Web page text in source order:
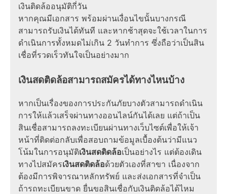
เงินติดล้ออนุมัติกี่วัน
หากคุณมีเอกสาร พร้อมผ่านเงื่อนไขนั้นบางกรณี
สามารถรับเงินได้ทันที และหากช้าสุดจะใช้เวลาในการ
ดำเนินการทั้งหมดไม่เกิน 2 วันทำการ ซึ่งถือว่าเป็นสิน
เชื่อที่รวดเร็วทันใจเป็นอย่างมาก
เงินสดติดล้อสามารถสมัครได้ทางไหนบ้าง
หากเป็นเรื่องของการประกันภัยบางตัวสามารถดำเนิน
การให้แล้วเสร็จผ่านทางออนไลน์กันได้เลย แต่ถ้าเป็น
สินเชื่อสามารถลงทะเบียนผ่านทางเว็บไซต์เพื่อให้เจ้า
หน้าที่ติดต่อกลับเพื่อสอบถามข้อมูลเบื้องต้นว่ามีแนว
โน้มในการอนุมัติเงินสดติดล้อเป็นอย่างไร แต่ต้องเดิน
ทางไปสมัครเงินสดติดล้อด้วยตัวเองที่สาขา เนื่องจาก
ต้องมีการพิจารณาหลักทรัพย์ และส่งเอกสารที่จำเป็น
ถ้ารถทะเบียนขาด ยื่นขอสินเชื่อกับเงินติดล้อได้ไหม